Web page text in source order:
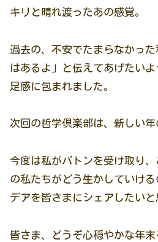
キリと晴れ渡ったあの感覚。
過去の、不安でたまらなかっ
はあるよ」と伝えてあげたい
足感に包まれました。
次回の哲学倶楽部は、新しい年
今度は私がバトンを受け取り
の私たちがどう生かしていけ
デアを皆さまにシェアしたいと
皆さま、どうぞ心穏やかな年